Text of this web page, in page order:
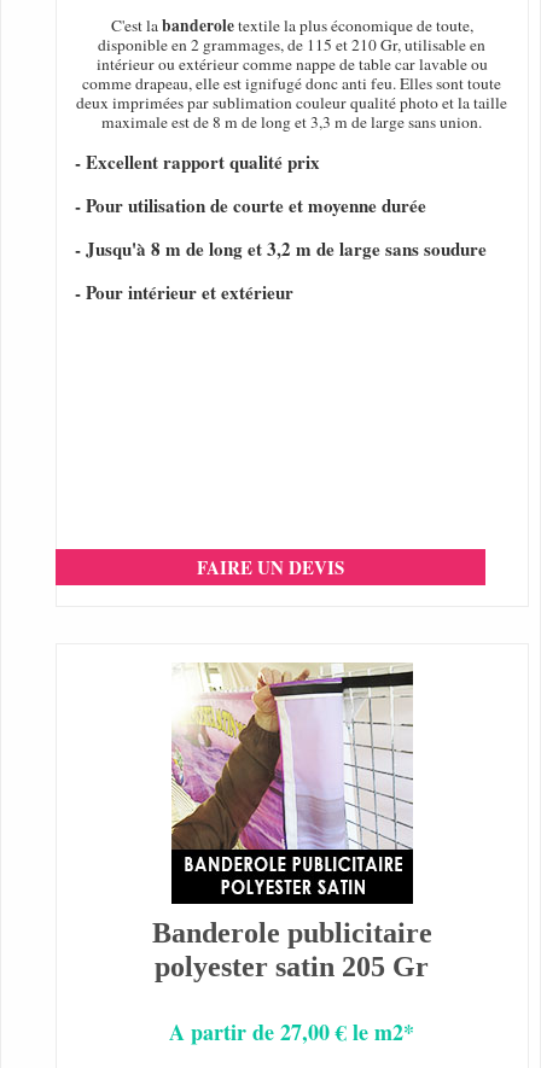
C'est labanderoletextile la plus économique de toute,
disponible en 2 grammages, de 115 et 210 Gr, utilisable en
intérieur ou extérieur comme nappe de table car lavable ou
comme drapeau, elle est ignifugé donc anti feu. Elles sont toute
deux imprimées par sublimation couleur qualité photo et la taille
maximale est de 8 m de long et 3,3 m de large sans union.
- Excellent rapport qualité prix
- Pour utilisation de courte et moyenne durée
- Jusqu'à 8 m de long et 3,2 m de large sans soudure
- Pour intérieur et extérieur
FAIRE UN DEVIS
Banderole publicitaire
polyester satin 205 Gr
A partir de 27,00 € le m2*